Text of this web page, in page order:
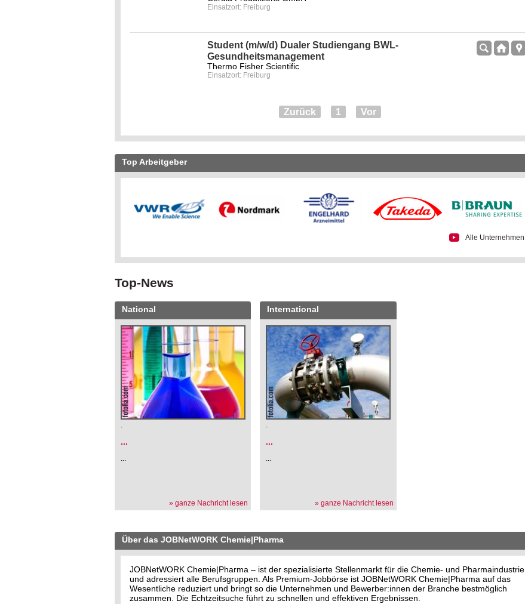
Einsatzort: Freiburg
Student (m/w/d) Dualer Studiengang BWL-
Gesundheitsmanagement
Thermo Fisher Scientific
Einsatzort: Freiburg
Zurück 1 Vor
Top Arbeitgeber
Alle Unternehmen
Top-News
National
.
...
...
» ganze Nachricht lesen
International
.
...
...
» ganze Nachricht lesen
Über das JOBNetWORK Chemie|Pharma
JOBNetWORK Chemie|Pharma – ist der spezialisierte Stellenmarkt für die Chemie- und Pharmaindustrie
und adressiert alle Berufsgruppen. Als Premium-Jobbörse ist JOBNetWORK Chemie|Pharma auf das
Wesentliche reduziert und bringt so die Unternehmen und Bewerber:innen der Branche bestmöglich
zusammen. Die Echtzeitsuche führt zu schnellen und effektiven Ergebnissen.